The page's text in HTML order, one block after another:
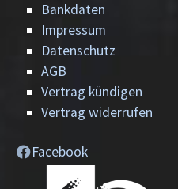
Bankdaten
Impressum
Datenschutz
AGB
Vertrag kündigen
Vertrag widerrufen
Facebook